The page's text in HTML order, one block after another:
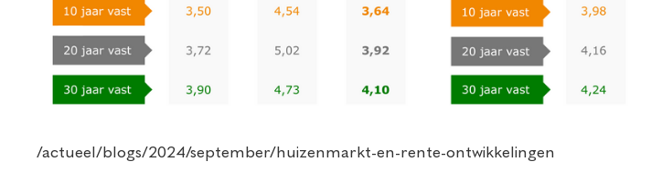
/actueel/blogs/2024/september/huizenmarkt-en-rente-ontwikkelingen